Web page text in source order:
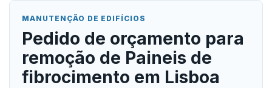
MANUTENÇÃO DE EDIFÍCIOS
Pedido de orçamento para
remoção de Paineis de
fibrocimento em Lisboa
Como Funciona?
Testemunhos